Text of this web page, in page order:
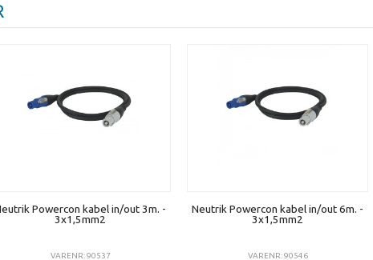
Powercon kabel in/out 3m. -
3x1,5mm2
VARENR: 90537
Neutrik Powercon kabel in/out 6m. -
3x1,5mm2
VARENR: 90546